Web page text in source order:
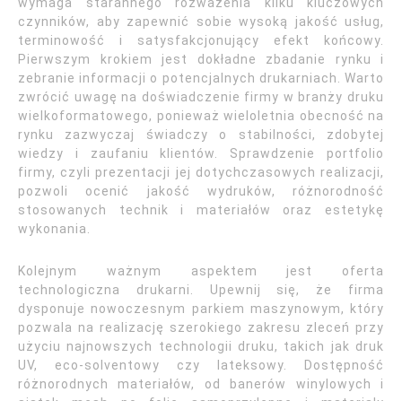
czynników, aby zapewnić sobie wysoką jakość usług,
terminowość i satysfakcjonujący efekt końcowy.
Pierwszym krokiem jest dokładne zbadanie rynku i
zebranie informacji o potencjalnych drukarniach. Warto
zwrócić uwagę na doświadczenie firmy w branży druku
wielkoformatowego, ponieważ wieloletnia obecność na
rynku zazwyczaj świadczy o stabilności, zdobytej
wiedzy i zaufaniu klientów. Sprawdzenie portfolio
firmy, czyli prezentacji jej dotychczasowych realizacji,
pozwoli ocenić jakość wydruków, różnorodność
stosowanych technik i materiałów oraz estetykę
wykonania.
Kolejnym ważnym aspektem jest oferta
technologiczna drukarni. Upewnij się, że firma
dysponuje nowoczesnym parkiem maszynowym, który
pozwala na realizację szerokiego zakresu zleceń przy
użyciu najnowszych technologii druku, takich jak druk
UV, eco-solventowy czy lateksowy. Dostępność
różnorodnych materiałów, od banerów winylowych i